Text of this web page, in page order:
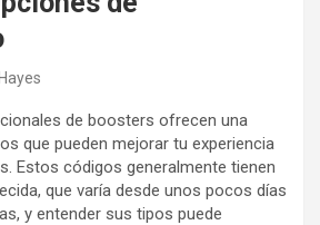
de boosters ofrecen una
que pueden mejorar tu experiencia
Estos códigos generalmente tienen
que varía desde unos pocos días
y entender sus tipos puede